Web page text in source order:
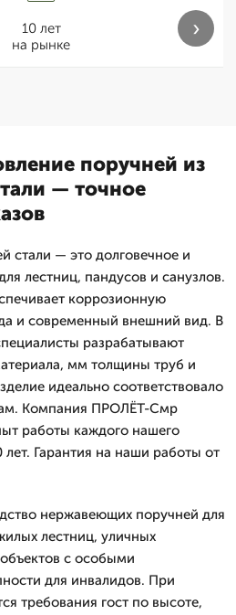
10 лет
на рынке
›
поручней из
— точное
стали — это долговечное и
лестниц, пандусов и санузлов.
коррозионную
и современный внешний вид. В
разрабатывают
мм толщины труб и
идеально соответствовало
Компания ПРОЛЁТ-Смр
работы каждого нашего
Гарантия на наши работы от
нержавеющих поручней для
лестниц, уличных
с особыми
для инвалидов. При
требования гост по высоте,